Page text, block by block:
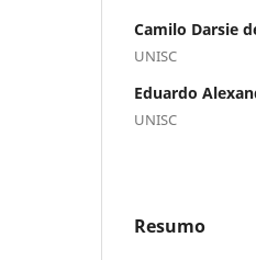
Camilo Darsie
UNISC
Eduardo
UNISC
Resumo